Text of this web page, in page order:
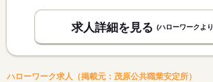
求人詳細を見る (ハローワークよ
ハローワーク求人（掲載元：茂原公共職業安定所）